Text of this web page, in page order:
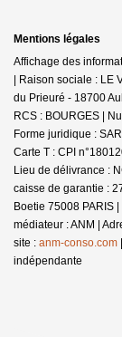
Mentions légales
Affichage des
| Raison sociale : LE
du Prieuré - 18700
RCS : BOURGES |
Forme juridique :
Carte T : CPI
Lieu de délivrance :
caisse de garantie :
Boetie 75008 PARIS
médiateur : ANM |
site : anm-conso.com |
indépendante